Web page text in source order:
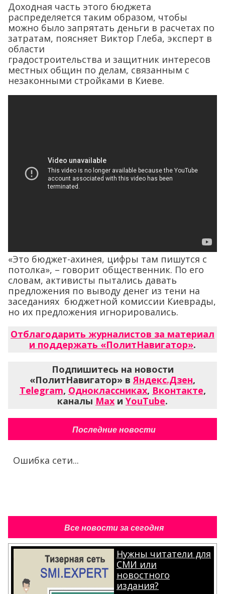
Доходная часть этого бюджета
распределяется таким образом, чтобы
можно было запрятать деньги в расчетах по
затратам, поясняет Виктор Глеба, эксперт в
области
градостроительства и защитник интересов
местных общин по делам, связанным с
незаконными стройками в Киеве.
«Это бюджет-ахинея, цифры там пишутся с
потолка», – говорит общественник. По его
словам, активисты пытались давать
предложения по выводу денег из тени на
заседаниях бюджетной комиссии Киеврады,
но их предложения игнорировались.
Отблагодарить журналистов за материал
и поддержать «ПолитНавигатор».
Подпишитесь на новости
«ПолитНавигатор» вЯндекс.Дзен,
Telegram, Одноклассниках, Вконтакте,
каналы Max и YouTube.
Последние новости
Ошибка сети...
Все новости за сегодня
Нужны читатели для
СМИ или
новостного
издания?